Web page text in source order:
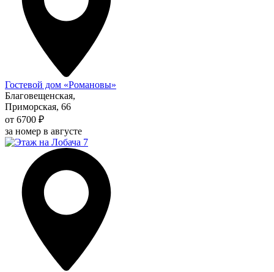
Гостевой дом «Романовы»
Благовещенская,
Приморская, 66
от 6700 ₽
за номер в августе